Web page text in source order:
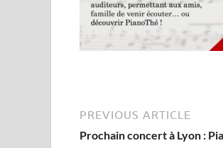
PREVIOUS ARTICLE
Prochain concert à Lyon :